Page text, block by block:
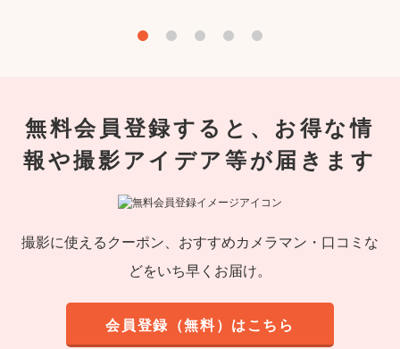
無料会員登録すると、お得な情
報や撮影アイデア等が届きます
撮影に使えるクーポン、おすすめカメラマン・口コミな
どをいち早くお届け。
会員登録（無料）はこちら